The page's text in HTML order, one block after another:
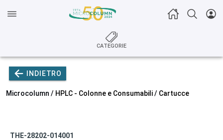
CATEGORIE
INDIETRO
Microcolumn / HPLC - Colonne e Consumabili/ Cartucce
THE-28202-014001